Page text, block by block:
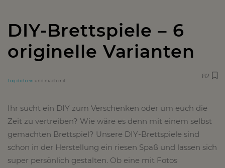
DIY-Brettspiele – 6
originelle Varianten
Log dich ein und mach mit
82
Ihr sucht ein DIY zum Verschenken oder um euch die
Zeit zu vertreiben? Wie wäre es denn mit einem selbst
gemachten Brettspiel? Unsere DIY-Brettspiele sind
schon in der Herstellung ein riesen Spaß und lassen sich
super persönlich gestalten. Ob eine mit Fotos